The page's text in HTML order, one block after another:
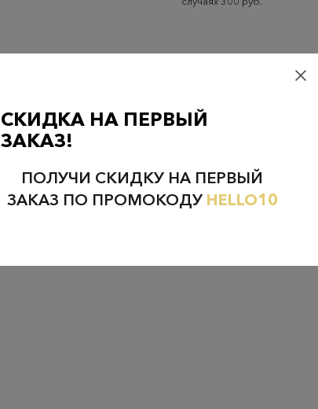
Проверьте наличие в магазинах
НЕФТЕЮГАНСК НОЯБРЬСК
СКИДКА НА ПЕРВЫЙ
ЗАКАЗ!
ПОЛУЧИ СКИДКУ НА ПЕРВЫЙ
ЗАКАЗ ПО ПРОМОКОДУ HELLO10